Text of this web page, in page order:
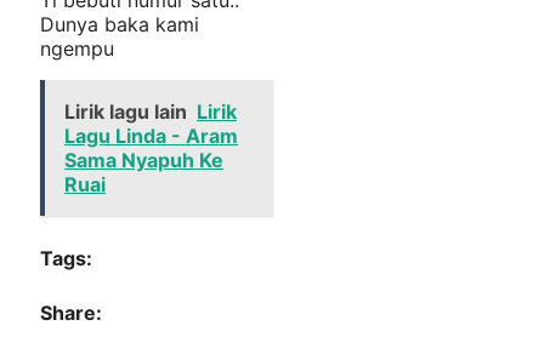
Dunya baka kami
ngempu
Lirik lagu lain Lirik
Lagu Linda - Aram
Sama Nyapuh Ke
Ruai
Tags:
Share: